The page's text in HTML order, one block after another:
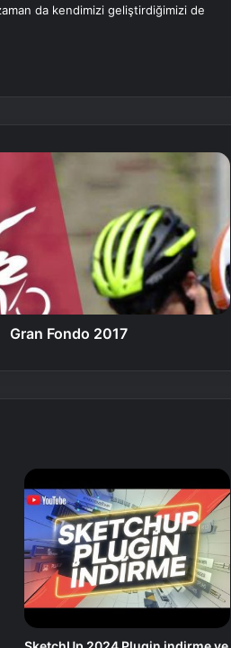
da kendimizi geliştirdiğimizi de
Gran Fondo 2017